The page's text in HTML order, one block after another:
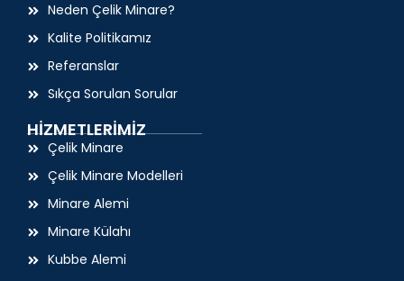
Neden Çelik Minare?
Kalite Politikamız
Referanslar
Sıkça Sorulan Sorular
HİZMETLERİMİZ
Çelik Minare
Çelik Minare Modelleri
Minare Alemi
Minare Külahı
Kubbe Alemi